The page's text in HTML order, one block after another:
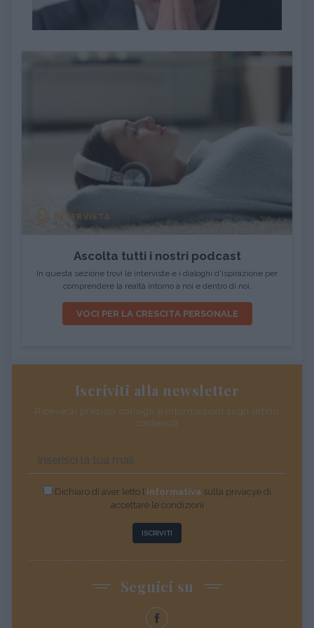
INTERVISTA
Ascolta tutti i nostri podcast
In questa sezione trovi le interviste e i dialoghi d'ispirazione per
comprendere la realtà intorno a noi e dentro di noi.
VOCI PER LA CRESCITA PERSONALE
Iscriviti alla newsletter
Riceverai preziosi consigli e informazioni sugli ultimi
contenuti
Dichiaro di aver letto l’informativasulla privacye di
accettare le condizioni
ISCRIVITI
Seguici su